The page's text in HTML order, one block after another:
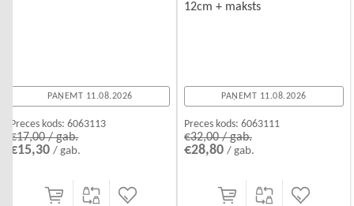
PAŅEMT 11.08.2026
Preces kods: 6063113
€17,00 / gab.
€15,30/ gab.
12cm + maksts
PAŅEMT 11.08.2026
Preces kods: 6063111
€32,00 / gab.
€28,80 / gab.